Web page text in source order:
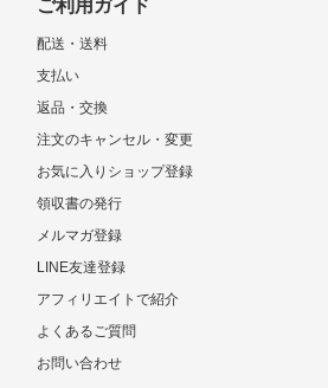
ご利用ガイド
配送・送料
支払い
返品・交換
注文のキャンセル・変更
お気に入りショップ登録
領収書の発行
メルマガ登録
LINE友達登録
アフィリエイトで紹介
よくあるご質問
お問い合わせ